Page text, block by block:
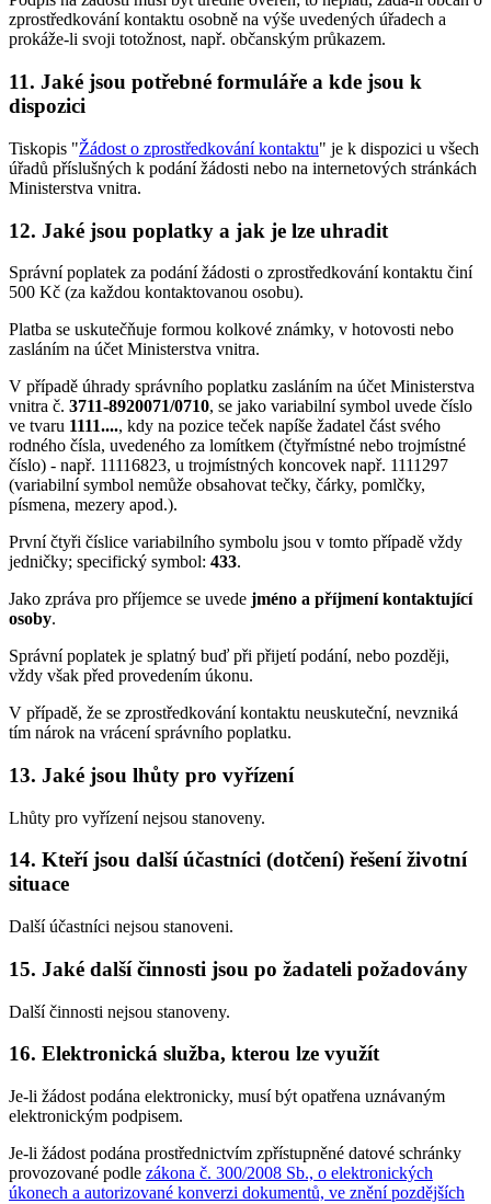
zprostředkování kontaktu osobně na výše uvedených úřadech a
prokáže-li svoji totožnost, např. občanským průkazem.
11. Jaké jsou potřebné formuláře a kde jsou k
dispozici
Tiskopis "Žádost o zprostředkování kontaktu" je k dispozici u všech
úřadů příslušných k podání žádosti nebo na internetových stránkách
Ministerstva vnitra.
12. Jaké jsou poplatky a jak je lze uhradit
Správní poplatek za podání žádosti o zprostředkování kontaktu činí
500 Kč (za každou kontaktovanou osobu).
Platba se uskutečňuje formou kolkové známky, v hotovosti nebo
zasláním na účet Ministerstva vnitra.
V případě úhrady správního poplatku zasláním na účet Ministerstva
vnitra č. 3711-8920071/0710, se jako variabilní symbol uvede číslo
ve tvaru 1111...., kdy na pozice teček napíše žadatel část svého
rodného čísla, uvedeného za lomítkem (čtyřmístné nebo trojmístné
číslo) - např. 11116823, u trojmístných koncovek např. 1111297
(variabilní symbol nemůže obsahovat tečky, čárky, pomlčky,
písmena, mezery apod.).
První čtyři číslice variabilního symbolu jsou v tomto případě vždy
jedničky; specifický symbol: 433.
Jako zpráva pro příjemce se uvede jméno a příjmení kontaktující
osoby.
Správní poplatek je splatný buď při přijetí podání, nebo později,
vždy však před provedením úkonu.
V případě, že se zprostředkování kontaktu neuskuteční, nevzniká
tím nárok na vrácení správního poplatku.
13. Jaké jsou lhůty pro vyřízení
Lhůty pro vyřízení nejsou stanoveny.
14. Kteří jsou další účastníci (dotčení) řešení životní
situace
Další účastníci nejsou stanoveni.
15. Jaké další činnosti jsou po žadateli požadovány
Další činnosti nejsou stanoveny.
16. Elektronická služba, kterou lze využít
Je-li žádost podána elektronicky, musí být opatřena uznávaným
elektronickým podpisem.
Je-li žádost podána prostřednictvím zpřístupněné datové schránky
provozované podle zákona č. 300/2008 Sb., o elektronických
úkonech a autorizované konverzi dokumentů, ve znění pozdějších